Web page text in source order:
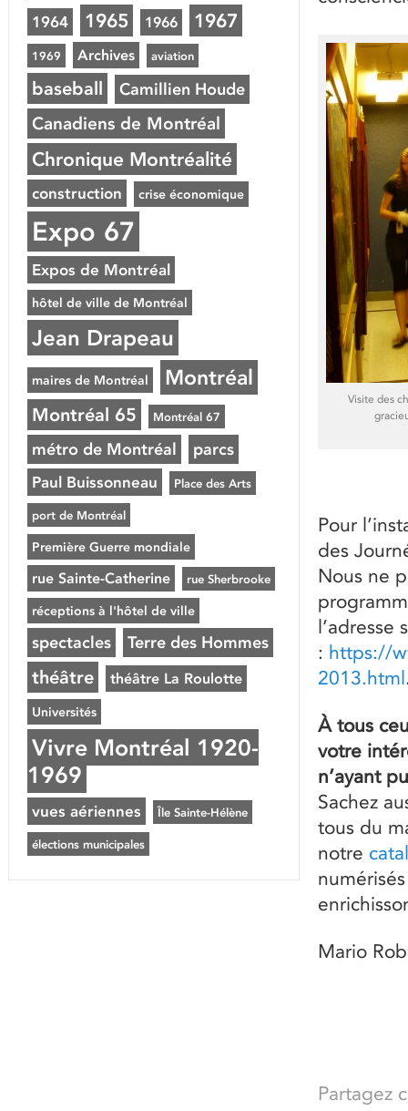
Visite des
Pour
des
Nous ne
l’adresse
: https://
2013.html
À tous
votre
n’ayant
Sachez
tous du
notre
Mario
Partagez
1964 1965 1966 1967
1969 Archives aviation
baseball Camillien Houde
Canadiens de Montréal
Chronique Montréalité
construction crise économique
Expo 67
Expos de Montréal
hôtel de ville de Montréal
Jean Drapeau
maires de Montréal Montréal
Montréal 65 Montréal 67
métro de Montréal parcs
Paul Buissonneau Place des Arts
port de Montréal
Première Guerre mondiale
rue Sainte-Catherine rue Sherbrooke
réceptions à l'hôtel de ville
spectacles Terre des Hommes
théâtre théâtre La Roulotte
Universités
Vivre Montréal 1920-
1969
vues aériennes Île Sainte-Hélène
élections municipales